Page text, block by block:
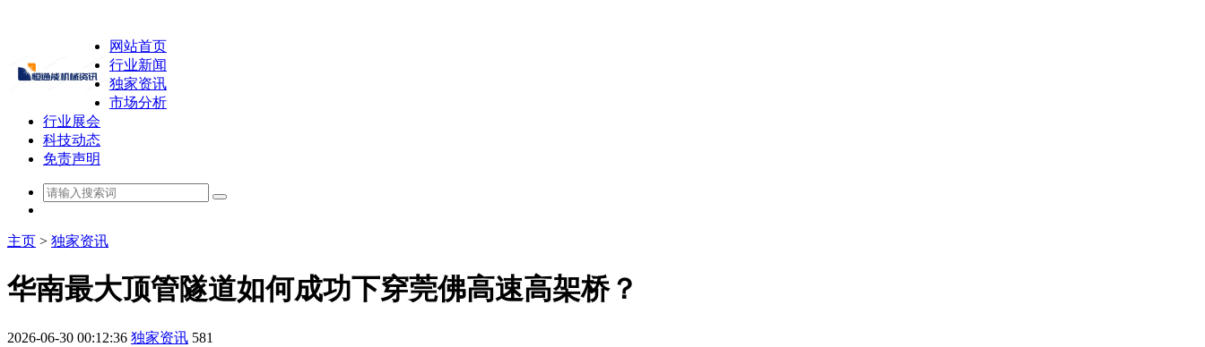
网站首页
行业新闻
独家资讯
市场分析
行业展会
科技动态
免责声明
主页 > 独家资讯
华南最大顶管隧道如何成功下穿莞佛高速高架桥？
2026-06-30 00:12:36 独家资讯 581